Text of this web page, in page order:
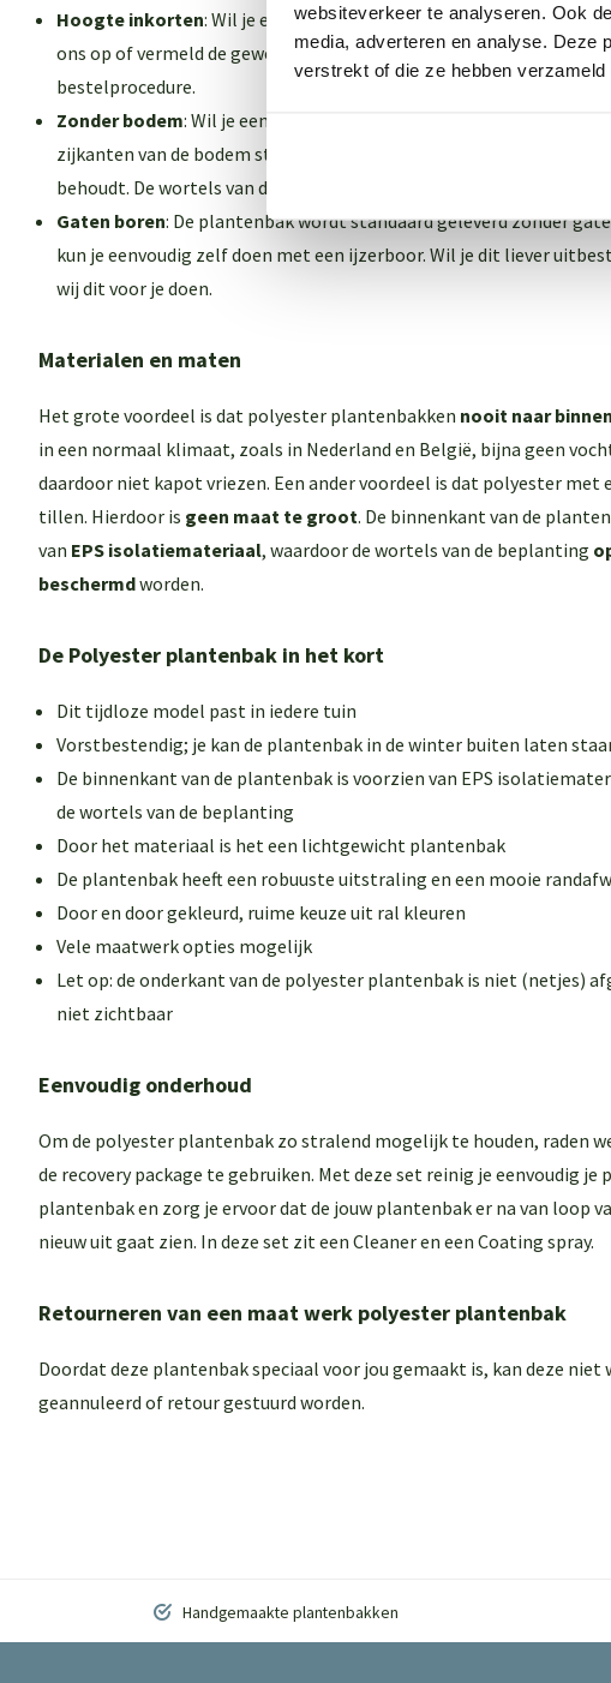
websiteverkeer te analyseren. Ook
media, adverteren en analyse. Deze
verstrekt of die ze hebben
Hoogte inkorten: Wil je een minder hoge plantenbak? Neem
ons op of vermeld de gewenste hoogte in het opmerkingenveld
bestelprocedure.
Zonder bodem: Wil je een plantenbak zonder bodem? Ook dit is
zijkanten van de bodem staan (ca. 5 tot 10 cm) zodat de bloembak
behoudt. De wortels van de beplanting kunnen groeien in de grond.
Gaten boren: De plantenbak wordt standaard geleverd zonder
kun je eenvoudig zelf doen met een ijzerboor. Wil je dit liever
wij dit voor je doen.
Materialen en maten
Het grote voordeel is dat polyester plantenbakken nooit naar
in een normaal klimaat, zoals in Nederland en België, bijna geen
daardoor niet kapot vriezen. Een ander voordeel is dat polyester met
tillen. Hierdoor is geen maat te groot. De binnenkant van de
van EPS isolatiemateriaal, waardoor de wortels van de beplanting
beschermdworden.
De Polyester plantenbak in het kort
Dit tijdloze model past in iedere tuin
Vorstbestendig; je kan de plantenbak in de winter buiten laten
De binnenkant van de plantenbak is voorzien van EPS
de wortels van de beplanting
Door het materiaal is het een lichtgewicht plantenbak
De plantenbak heeft een robuuste uitstraling en een mooie
Door en door gekleurd, ruime keuze uit ral kleuren
Vele maatwerk opties mogelijk
Let op: de onderkant van de polyester plantenbak is niet (netjes)
niet zichtbaar
Eenvoudig onderhoud
Om de polyester plantenbak zo stralend mogelijk te houden, raden
de recovery package te gebruiken. Met deze set reinig je eenvoudig je
plantenbak en zorg je ervoor dat de jouw plantenbak er na van loop
nieuw uit gaat zien. In deze set zit een Cleaneren een Coating spray.
Retourneren van een maat werk polyester plantenbak
Doordat deze plantenbak speciaal voor jou gemaakt is, kan deze niet
geannuleerd of retour gestuurd worden.
Handgemaakte plantenbakken